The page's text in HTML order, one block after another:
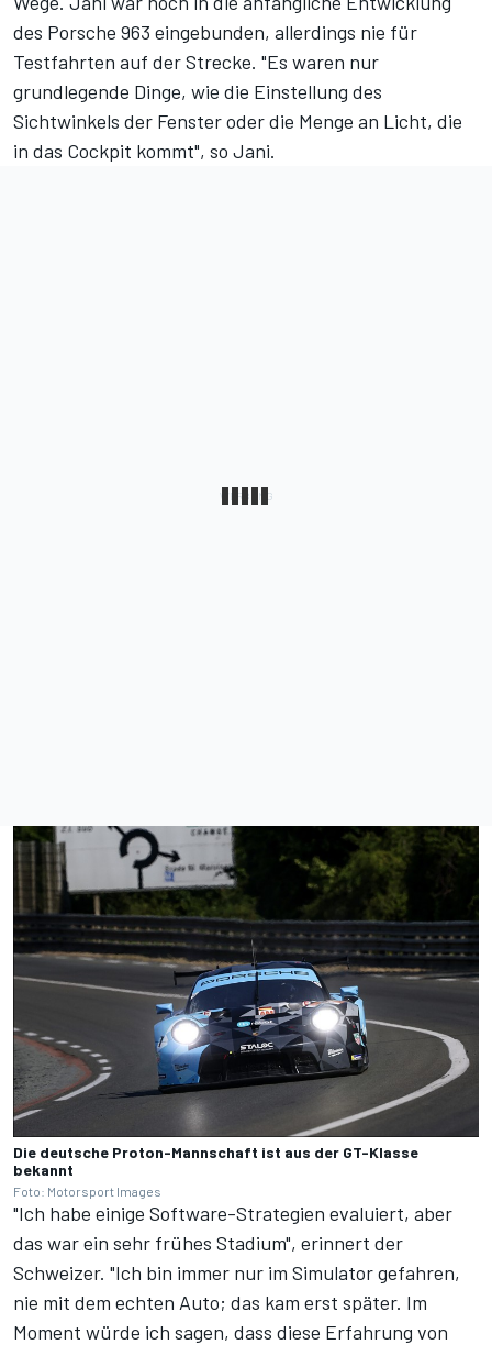
des Porsche 963 eingebunden, allerdings nie für
Testfahrten auf der Strecke. "Es waren nur
grundlegende Dinge, wie die Einstellung des
Sichtwinkels der Fenster oder die Menge an Licht, die
in das Cockpit kommt", so Jani.
Die deutsche Proton-Mannschaft ist aus der GT-Klasse
bekannt
Foto: Motorsport Images
"Ich habe einige Software-Strategien evaluiert, aber
das war ein sehr frühes Stadium", erinnert der
Schweizer. "Ich bin immer nur im Simulator gefahren,
nie mit dem echten Auto; das kam erst später. Im
Moment würde ich sagen, dass diese Erfahrung von